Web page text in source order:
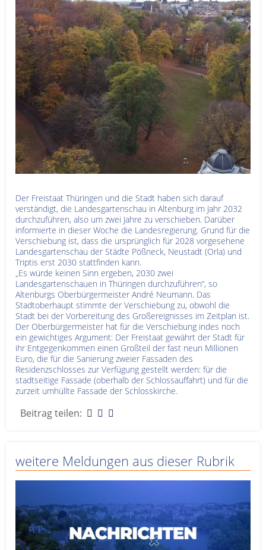
Der Freistaat Thüringen und die Stadt haben sich darauf
verständigt, die Landesgartenschau in Altenburg im Jahr 2032
durchzuführen, also um zwei Jahre zu verschieben. Darüber
informierte in dieser Woche die Landesregierung. Grund für die
Verschiebung ist, dass die ursprünglich für 2028 vorgesehene
Landesgartenschau der Städte Pößneck, Neustadt (Orla) und
Triptis erst 2030 stattfinden kann.
„Es würde keinen Sinn ergeben, 2030 zwei
Landesgartenschauen in Thüringen durchzuführen“, so
Altenburgs Oberbürgermeister André Neumann. Das
Stadtoberhaupt stimmte der Verschiebung zu, obwohl die
Stadt bei der Vorbereitung des Großereignisses im Zeitplan ist.
Der Oberbürgermeister hat für die Verschiebung indes noch
ein gewichtiges Argument: Der Freistaat gewährt der Stadt für
ihr Entgegenkommen einen Großteil der fast neun Millionen
Euro, die für die Sanierung zweier Fassaden des
Residenzschlosses zur Verfügung gestellt werden: für die
stadtseitige Fassade (oberhalb der Schlossauffahrt) und für die
zurzeit umhüllte Fassade der Schlosskirche.
Beitrag teilen:
weitere Meldungen aus dieser Rubrik